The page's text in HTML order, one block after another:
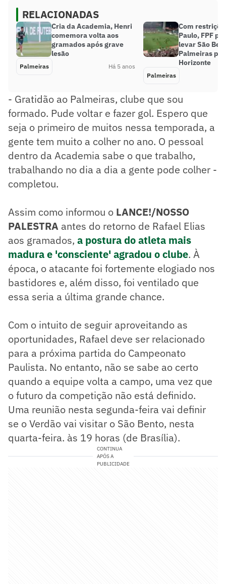
RELACIONADAS
Cria da Academia, Henri
comemora volta aos
gramados após grave
lesão
Palmeiras Há 5 anos
Com
Paulo, FPF
levar São
Palmeiras
Horizonte
Palmeiras
- Gratidão ao Palmeiras, clube que sou
formado. Pude voltar e fazer gol. Espero que
seja o primeiro de muitos nessa temporada, a
gente tem muito a colher no ano. O pessoal
dentro da Academia sabe o que trabalho,
trabalhando no dia a dia a gente pode colher -
completou.
Assim como informou o LANCE!/NOSSO
PALESTRA antes do retorno de Rafael Elias
aos gramados, a postura do atleta mais
madura e 'consciente' agradou o clube. À
época, o atacante foi fortemente elogiado nos
bastidores e, além disso, foi ventilado que
essa seria a última grande chance.
Com o intuito de seguir aproveitando as
oportunidades, Rafael deve ser relacionado
para a próxima partida do Campeonato
Paulista. No entanto, não se sabe ao certo
quando a equipe volta a campo, uma vez que
o futuro da competição não está definido.
Uma reunião nesta segunda-feira vai definir
se o Verdão vai visitar o São Bento, nesta
quarta-feira. às 19 horas (de Brasília).
CONTINUA
APÓS A
PUBLICIDADE